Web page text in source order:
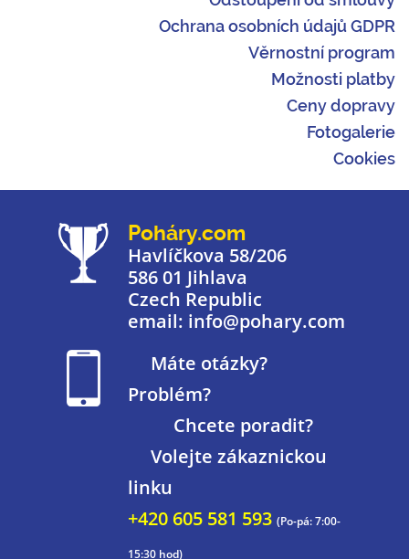
Ochrana osobních údajů GDPR
Věrnostní program
Možnosti platby
Ceny dopravy
Fotogalerie
Cookies
Poháry.com
Havlíčkova 58/206
586 01 Jihlava
Czech Republic
email: info@pohary.com
Máte otázky?
Problém?
Chcete poradit?
Volejte zákaznickou
linku
+420 605 581 593 (Po-pá: 7:00-
15:30 hod)